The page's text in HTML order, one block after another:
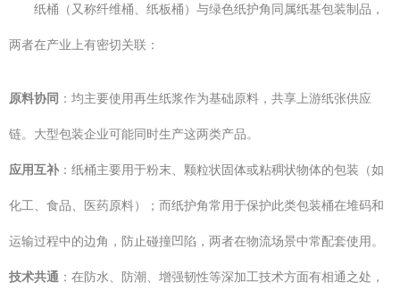
纸桶（又称纤维桶、纸板桶）与绿色纸护角同属纸基包装制品，
两者在产业上有密切关联：
原料协同 ：均主要使用再生纸浆作为基础原料，共享上游纸张供应
链。大型包装企业可能同时生产这两类产品。
应用互补：纸桶主要用于粉末、颗粒状固体或粘稠状物体的包装（如
化工、食品、医药原料）；而纸护角常用于保护此类包装桶在堆码和
运输过程中的边角，防止碰撞凹陷，两者在物流场景中常配套使用。
技术共通 ：在防水、防潮、增强韧性等深加工技术方面有相通之处，